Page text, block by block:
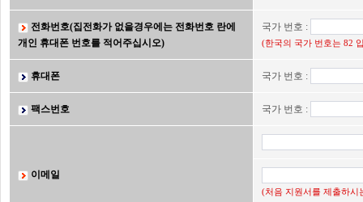
전화번호(집전화가 없을경우에는 전화번호 란에
개인 휴대폰 번호를 적어주십시오)
국가 번호 :
(한국의 국가 번호는 82
휴대폰 국가 번호 :
팩스번호 국가 번호 :
이메일
(처음 지원서를 제출하시